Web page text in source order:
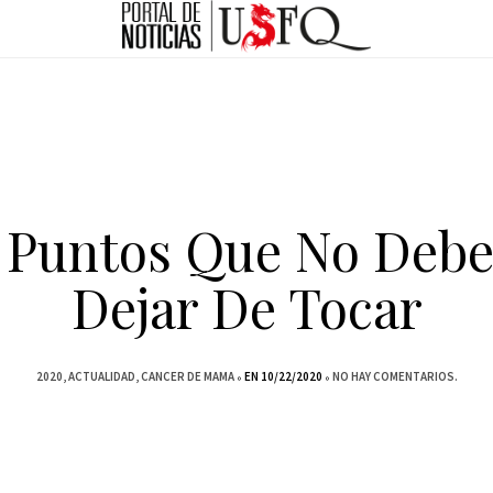
Que No
Dejar De Tocar
2020 ACTUALIDAD CANCER DE MAMA EN 10/22/2020 NO HAY COMENTARIOS.